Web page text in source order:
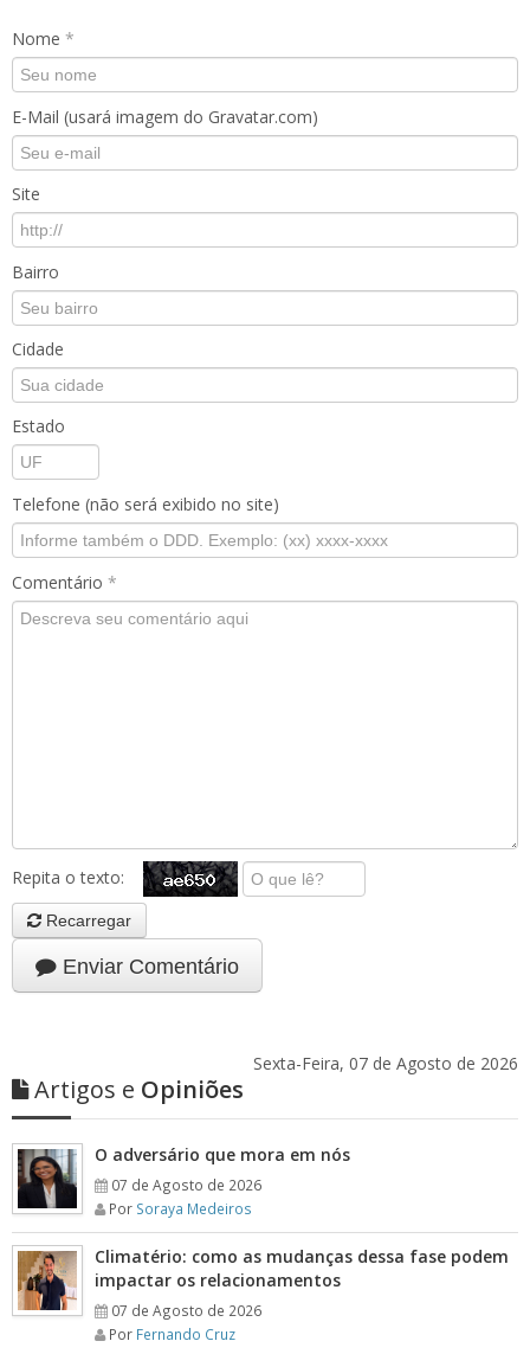
Nome *
E-Mail (usará imagem do Gravatar.com)
Site
Bairro
Cidade
Estado
Telefone (não será exibido no site)
Comentário *
Repita o texto:
Recarregar
Enviar Comentário
Sexta-Feira, 07 de Agosto de 2026
Artigos e Opiniões
O adversário que mora em nós
07 de Agosto de 2026
Por Soraya Medeiros
Climatério: como as mudanças dessa fase podem
impactar os relacionamentos
07 de Agosto de 2026
Por Fernando Cruz